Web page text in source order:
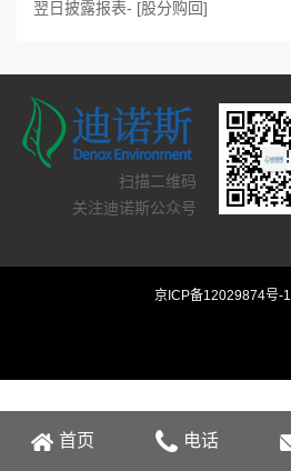
翌日披露报表- [股分购回]
扫描二维码
关注迪诺斯公众号
京ICP备12029874号-1
首页 电话